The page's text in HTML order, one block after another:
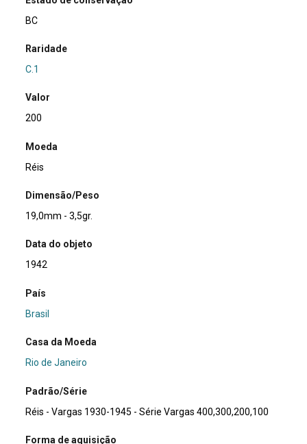
BC
Raridade
C.1
Valor
200
Moeda
Réis
Dimensão/Peso
19,0mm - 3,5gr.
Data do objeto
1942
País
Brasil
Casa da Moeda
Rio de Janeiro
Padrão/Série
Réis - Vargas 1930-1945 - Série Vargas 400,300,200,100
Forma de aquisição